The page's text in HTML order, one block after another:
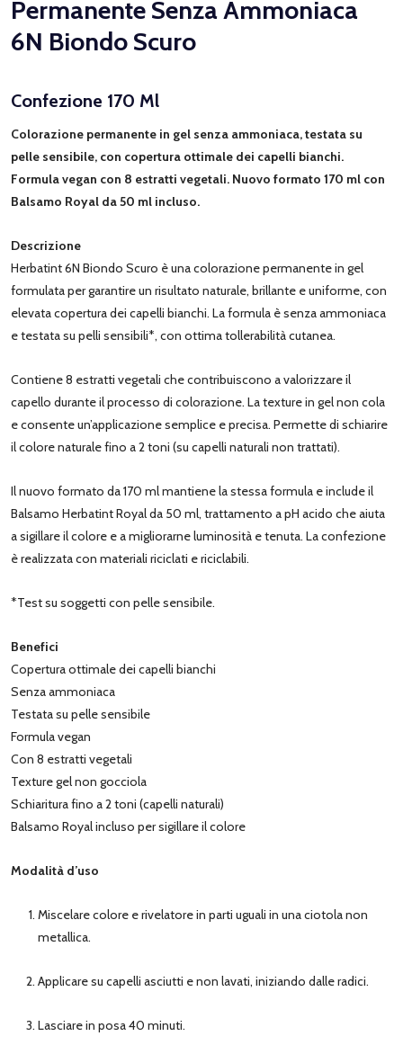
Permanente Senza Ammoniaca
6N Biondo Scuro
Confezione 170 Ml
Colorazione permanente in gel senza ammoniaca, testata su
pelle sensibile, con copertura ottimale dei capelli bianchi.
Formula vegan con 8 estratti vegetali. Nuovo formato 170 ml con
Balsamo Royal da 50 ml incluso.
Descrizione
Herbatint 6N Biondo Scuro è una colorazione permanente in gel
formulata per garantire un risultato naturale, brillante e uniforme, con
elevata copertura dei capelli bianchi. La formula è senza ammoniaca
e testata su pelli sensibili*, con ottima tollerabilità cutanea.
Contiene 8 estratti vegetali che contribuiscono a valorizzare il
capello durante il processo di colorazione. La texture in gel non cola
e consente un’applicazione semplice e precisa. Permette di schiarire
il colore naturale fino a 2 toni (su capelli naturali non trattati).
Il nuovo formato da 170 ml mantiene la stessa formula e include il
Balsamo Herbatint Royal da 50 ml, trattamento a pH acido che aiuta
a sigillare il colore e a migliorarne luminosità e tenuta. La confezione
è realizzata con materiali riciclati e riciclabili.
*Test su soggetti con pelle sensibile.
Benefici
Copertura ottimale dei capelli bianchi
Senza ammoniaca
Testata su pelle sensibile
Formula vegan
Con 8 estratti vegetali
Texture gel non gocciola
Schiaritura fino a 2 toni (capelli naturali)
Balsamo Royal incluso per sigillare il colore
Modalità d’uso
Miscelare colore e rivelatore in parti uguali in una ciotola non
metallica.
Applicare su capelli asciutti e non lavati, iniziando dalle radici.
Lasciare in posa 40 minuti.